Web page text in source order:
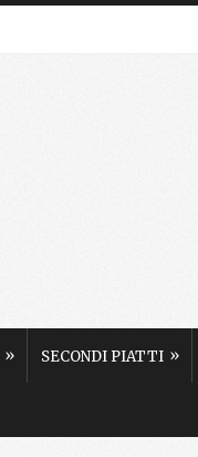
» SECONDI PIATTI »